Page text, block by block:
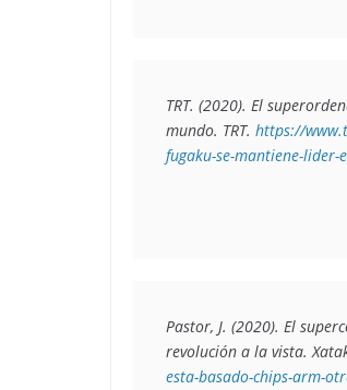
TRT. (2020). El
mundo. TRT. https://
fugaku-se-mantiene-lider-
Pastor, J. (2020). El
revolución a la vista.
esta-basado-chips-arm-